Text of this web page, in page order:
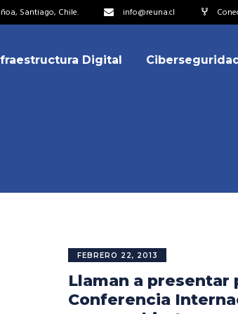
Santiago, Chile. info@reuna.cl
de Colaboración
Digital
integrarse a REUNAFEBRERO 22, 2013
Llaman a presentar
Conferencia